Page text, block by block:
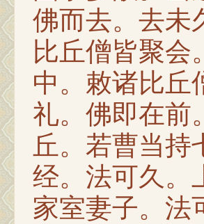
佛而去。去未
比丘僧皆聚会
中。敕诸比丘
礼。佛即在前
丘。若曹当
经。法可久。
家室妻子。法